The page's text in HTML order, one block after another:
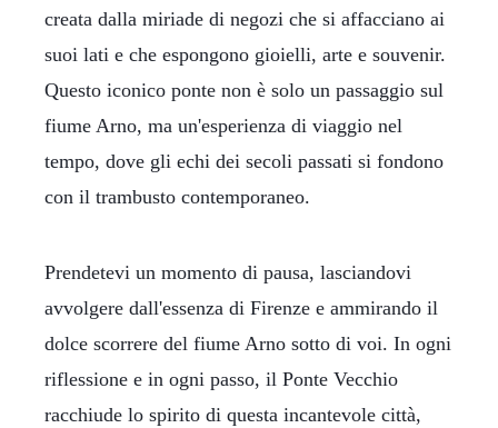
creata dalla miriade di negozi che si affacciano ai
suoi lati e che espongono gioielli, arte e souvenir.
Questo iconico ponte non è solo un passaggio sul
fiume Arno, ma un'esperienza di viaggio nel
tempo, dove gli echi dei secoli passati si fondono
con il trambusto contemporaneo.
Prendetevi un momento di pausa, lasciandovi
avvolgere dall'essenza di Firenze e ammirando il
dolce scorrere del fiume Arno sotto di voi. In ogni
riflessione e in ogni passo, il Ponte Vecchio
racchiude lo spirito di questa incantevole città,